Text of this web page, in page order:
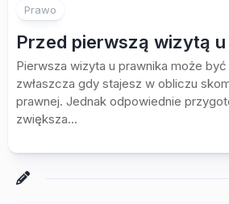
Prawo
Przed pierwszą wizytą u
Pierwsza wizyta u prawnika może
zwłaszcza gdy stajesz w obliczu
prawnej. Jednak odpowiednie
zwiększa...